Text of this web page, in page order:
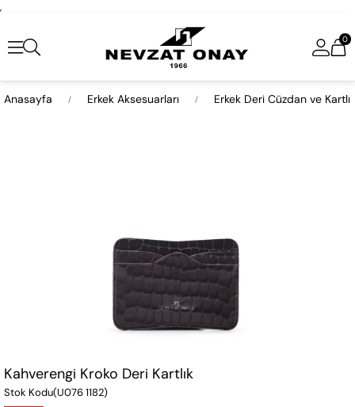
,
0
Anasayfa Erkek Aksesuarları Erkek Deri Cüzdan ve Kartlık
Kahverengi Kroko Deri Kartlık
Stok Kodu(U076 1182)